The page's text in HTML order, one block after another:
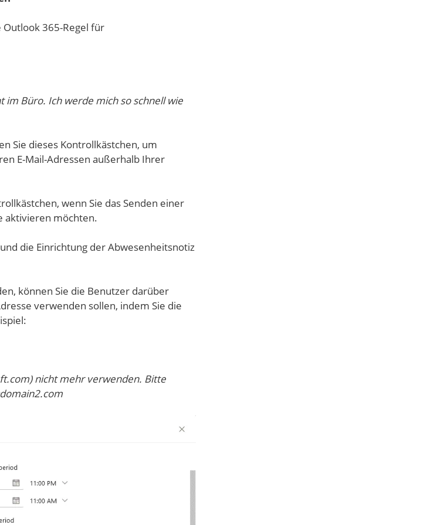
Outlook 365-Regel für
Büro. Ich werde mich so schnell wie
Sie dieses Kontrollkästchen, um
E-Mail-Adressen außerhalb Ihrer
wenn Sie das Senden einer
aktivieren möchten.
die Einrichtung der Abwesenheitsnotiz
können Sie die Benutzer darüber
verwenden sollen, indem Sie die
nicht mehr verwenden. Bitte